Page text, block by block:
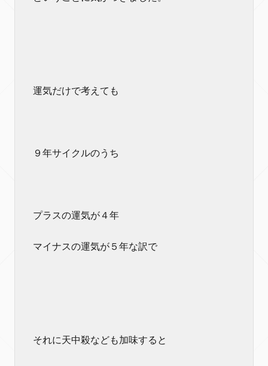
運気だけで考えても
９年サイクルのうち
プラスの運気が４年
マイナスの運気が５年な訳で
それに天中殺なども加味すると